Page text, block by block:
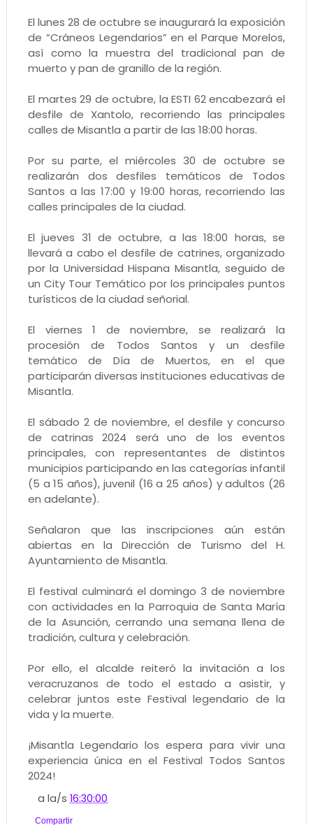
El lunes 28 de octubre se inaugurará la exposición
de “Cráneos Legendarios” en el Parque Morelos,
así como la muestra del tradicional pan de
muerto y pan de granillo de la región.
El martes 29 de octubre, la ESTI 62 encabezará el
desfile de Xantolo, recorriendo las principales
calles de Misantla a partir de las 18:00 horas.
Por su parte, el miércoles 30 de octubre se
realizarán dos desfiles temáticos de Todos
Santos a las 17:00 y 19:00 horas, recorriendo las
calles principales de la ciudad.
El jueves 31 de octubre, a las 18:00 horas, se
llevará a cabo el desfile de catrines, organizado
por la Universidad Hispana Misantla, seguido de
un City Tour Temático por los principales puntos
turísticos de la ciudad señorial.
El viernes 1 de noviembre, se realizará la
procesión de Todos Santos y un desfile
temático de Día de Muertos, en el que
participarán diversas instituciones educativas de
Misantla.
El sábado 2 de noviembre, el desfile y concurso
de catrinas 2024 será uno de los eventos
principales, con representantes de distintos
municipios participando en las categorías infantil
(5 a 15 años), juvenil (16 a 25 años) y adultos (26
en adelante).
Señalaron que las inscripciones aún están
abiertas en la Dirección de Turismo del H.
Ayuntamiento de Misantla.
El festival culminará el domingo 3 de noviembre
con actividades en la Parroquia de Santa María
de la Asunción, cerrando una semana llena de
tradición, cultura y celebración.
Por ello, el alcalde reiteró la invitación a los
veracruzanos de todo el estado a asistir, y
celebrar juntos este Festival legendario de la
vida y la muerte.
¡Misantla Legendario los espera para vivir una
experiencia única en el Festival Todos Santos
2024!
a la/s16:30:00
Compartir